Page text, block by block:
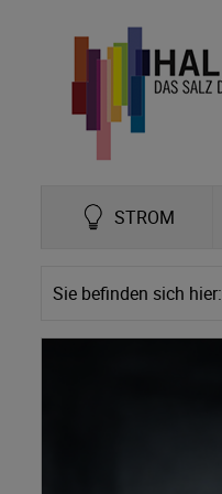
STROM
Sie befinden sich hier: